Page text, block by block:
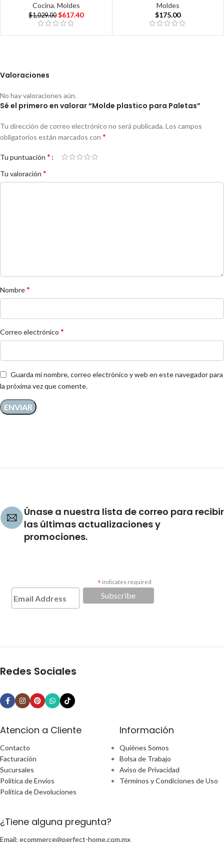
Cocina, Moldes
$1,029.00 $617.40
Moldes
$175.00
Valoraciones
No hay valoraciones aún.
Sé el primero en valorar “Molde plastico para Paletas”
Tu dirección de correo electrónico no será publicada. Los campos
obligatorios están marcados con *
Tu puntuación *
Tu valoración *
Nombre*
Correo electrónico *
Guarda mi nombre, correo electrónico y web en este navegador para
la próxima vez que comente.
Únase a nuestra lista de correo para recibir
las últimas actualizaciones y
promociones.
* indicates required
Redes Sociales
Atencion a Cliente
Contacto
Facturación
Sucursales
Política de Envíos
Política de Devoluciones
Información
Quiénes Somos
Bolsa de Trabajo
Aviso de Privacidad
Términos y Condiciones de Uso
¿Tiene alguna pregunta?
Email: ecommerce@perfect-home.com.mx